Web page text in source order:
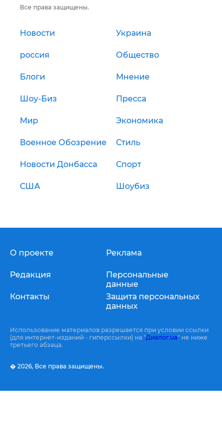
Все права защищены.
Новости Украина
россия Общество
Блоги Мнение
Шоу-Биз Пресса
Мир Экономика
Военное Обозрение Стиль
Новости Донбасса Спорт
США Шоубиз
О проекте
Редакция
Контакты
Реклама
Персональные
данные
Защита персональных
данных
Использование материалов разрешается при условии ссылки
(для интернет-изданий - гиперссылки) на "Диалог.ua" не ниже
третьего абзаца.
� 2026, Все права защищены.